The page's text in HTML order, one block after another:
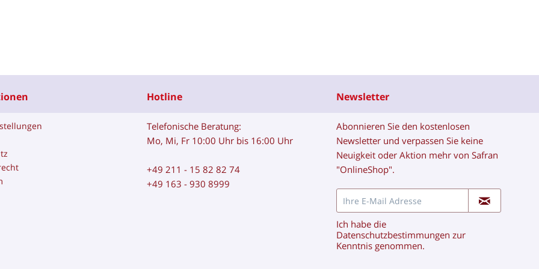
Hotline
Telefonische Beratung:
Mo, Mi, Fr 10:00 Uhr bis 16:00 Uhr
+49 211 - 15 82 82 74
+49 163 - 930 8999
Newsletter
Abonnieren Sie den kostenlosen
Newsletter und verpassen Sie keine
Neuigkeit oder Aktion mehr von Safran
"OnlineShop".
Ich habe die
Datenschutzbestimmungen zur
Kenntnis genommen.